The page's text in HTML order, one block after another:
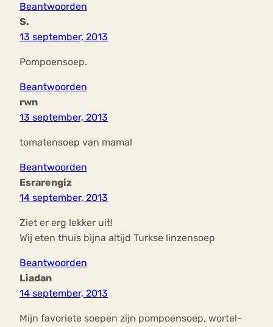
Beantwoorden
S.
13 september, 2013
Pompoensoep.
Beantwoorden
rwn
13 september, 2013
tomatensoep van mama!
Beantwoorden
Esrarengiz
14 september, 2013
Ziet er erg lekker uit!
Wij eten thuis bijna altijd Turkse linzensoep
Beantwoorden
Liadan
14 september, 2013
Mijn favoriete soepen zijn pompoensoep, wortel-